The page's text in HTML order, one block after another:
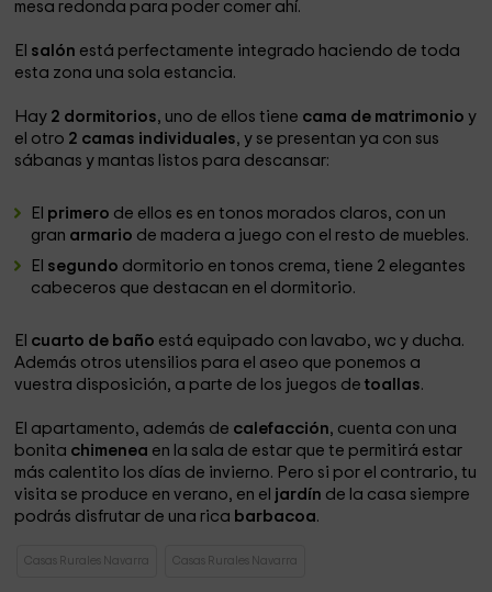
mesa redonda para poder comer ahí.
El salón está perfectamente integrado haciendo de toda
esta zona una sola estancia.
Hay 2 dormitorios, uno de ellos tiene cama de matrimonio y
el otro 2 camas individuales, y se presentan ya con sus
sábanas y mantas listos para descansar:
El primero de ellos es en tonos morados claros, con un
gran armario de madera a juego con el resto de muebles.
El segundo dormitorio en tonos crema, tiene 2 elegantes
cabeceros que destacan en el dormitorio.
El cuarto de baño está equipado con lavabo, wc y ducha.
Además otros utensilios para el aseo que ponemos a
vuestra disposición, a parte de los juegos detoallas.
El apartamento, además de calefacción, cuenta con una
bonita chimenea en la sala de estar que te permitirá estar
más calentito los días de invierno. Pero si por el contrario, tu
visita se produce en verano, en el jardín de la casa siempre
podrás disfrutar de una rica barbacoa.
Casas Rurales Navarra Casas Rurales Navarra